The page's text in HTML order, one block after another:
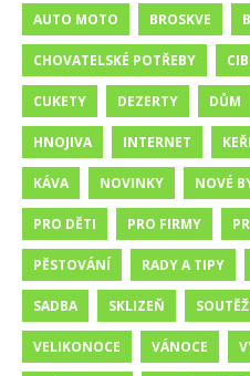
AUTO MOTO BROSKVE
CHOVATELSKÉ POTŘEBY
CUKETY DEZERTY DŮM
HNOJIVA INTERNET
KÁVA NOVINKY NOVÉ
PRO DĚTI PRO FIRMY
PĚSTOVÁNÍ RADY A TIPY
SADBA SKLIZEŇ
VELIKONOCE VÁNOCE